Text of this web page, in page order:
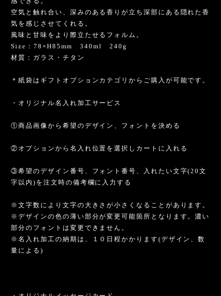
空気と触れ合い、深みのある香りが立ち深部にある隠れた香
気を感じさせてくれる。
風味と甘味をより際立たせるフォルム。
Size：78×H85mm 340ml 240g
材質：ガラス・チタン
＊紙袋はギフトオプションカテゴリからご購入が可能です。
・オリジナル名入れ加工サービス
①商品画像から希望のデザイン、フォントを決める
②オプションから名入れ位置を選択しカートに入れる
③希望のデザイン番号、フォント番号、入れたい文字(20文
字以内)を注文時の備考欄に入力する
※文字数により文字の大きさが小さくなることがあります。
※デザインの色の薄い部分が変更可能箇所となります。濃い
部分のフォントは変更できません。
※名入れ加工の納期は、１０日程かかります(デザイン、数
量による)